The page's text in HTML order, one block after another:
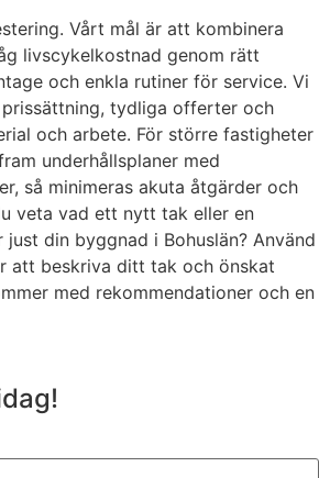
Vårt mål är att kombinera
livscykelkostnad genom rätt
och enkla rutiner för service. Vi
tydliga offerter och
och arbete. För större fastigheter
underhållsplaner med
så minimeras akuta åtgärder och
veta vad ett nytt tak eller en
din byggnad i Bohuslän? Använd
att beskriva ditt tak och önskat
med rekommendationer och en